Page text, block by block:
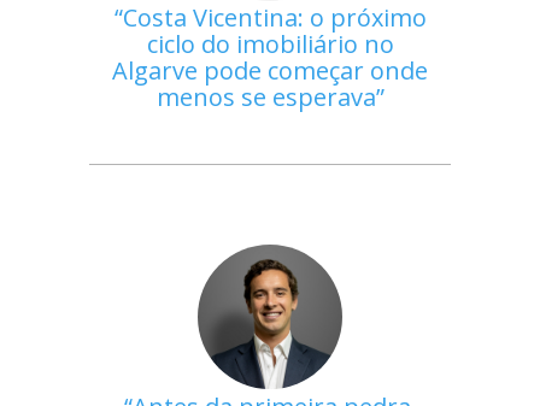
Costa Vicentina: o próximo
ciclo do imobiliário no
Algarve pode começar onde
menos se esperava